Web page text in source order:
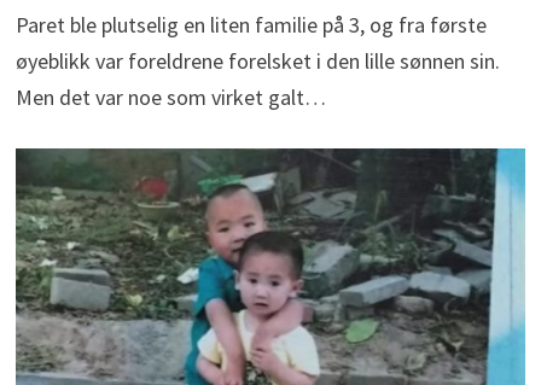
Paret ble plutselig en liten familie på 3, og fra første
øyeblikk var foreldrene forelsket i den lille sønnen sin.
Men det var noe som virket galt…